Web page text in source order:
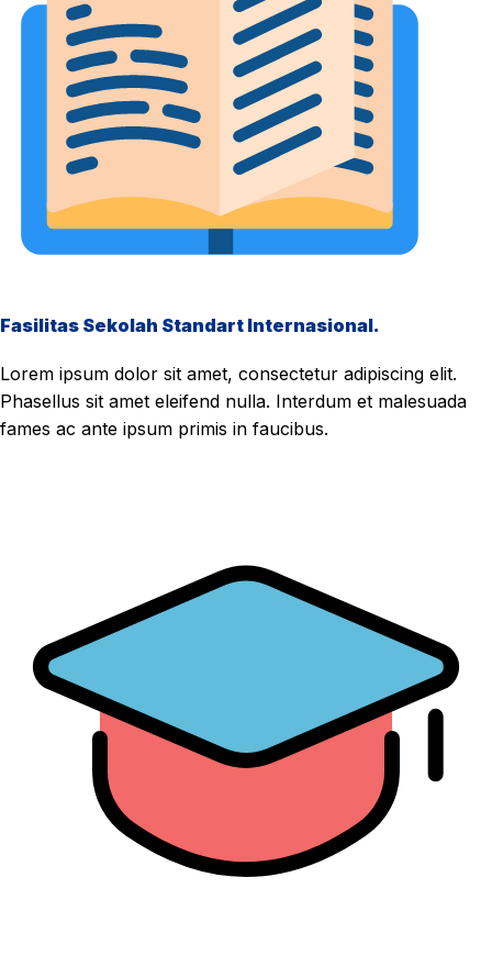
Fasilitas Sekolah Standart Internasional.
Lorem ipsum dolor sit amet, consectetur adipiscing elit.
Phasellus sit amet eleifend nulla. Interdum et malesuada
fames ac ante ipsum primis in faucibus.